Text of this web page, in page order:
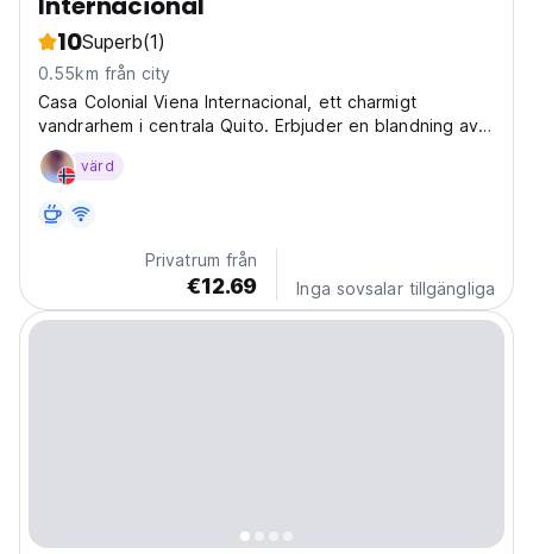
10Superb(1)
0.55km från city
Casa Colonial Viena Internacional, ett charmigt
vandrarhem i centrala Quito. Erbjuder en blandning av
kolonial charm och modern komfort. Perfekt för
ensamresenärer. (Auto-translated from original
värd
Privatrum från
€12.69 Inga sovsalar tillgängliga